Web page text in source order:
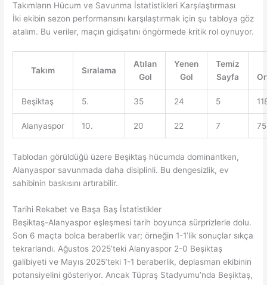
Takımların Hücum ve Savunma İstatistikleri Karşılaştırması
İki ekibin sezon performansını karşılaştırmak için şu tabloya göz
atalım. Bu veriler, maçın gidişatını öngörmede kritik rol oynuyor.
Takım Sıralama
Atılan
Gol
Yenen
Gol
Temiz
Sayfa
Beşiktaş 5. 35 24 5
Alanyaspor 10. 20 22 7 75
Tablodan görüldüğü üzere Beşiktaş hücumda dominantken,
Alanyaspor savunmada daha disiplinli. Bu dengesizlik, ev
sahibinin baskısını artırabilir.
Tarihi Rekabet ve Başa Baş İstatistikler
Beşiktaş-Alanyaspor eşleşmesi tarih boyunca sürprizlerle dolu.
Son 6 maçta bolca beraberlik var; örneğin 1-1’lik sonuçlar sıkça
tekrarlandı. Ağustos 2025’teki Alanyaspor 2-0 Beşiktaş
galibiyeti ve Mayıs 2025’teki 1-1 beraberlik, deplasman ekibinin
potansiyelini gösteriyor. Ancak Tüpraş Stadyumu’nda Beşiktaş,